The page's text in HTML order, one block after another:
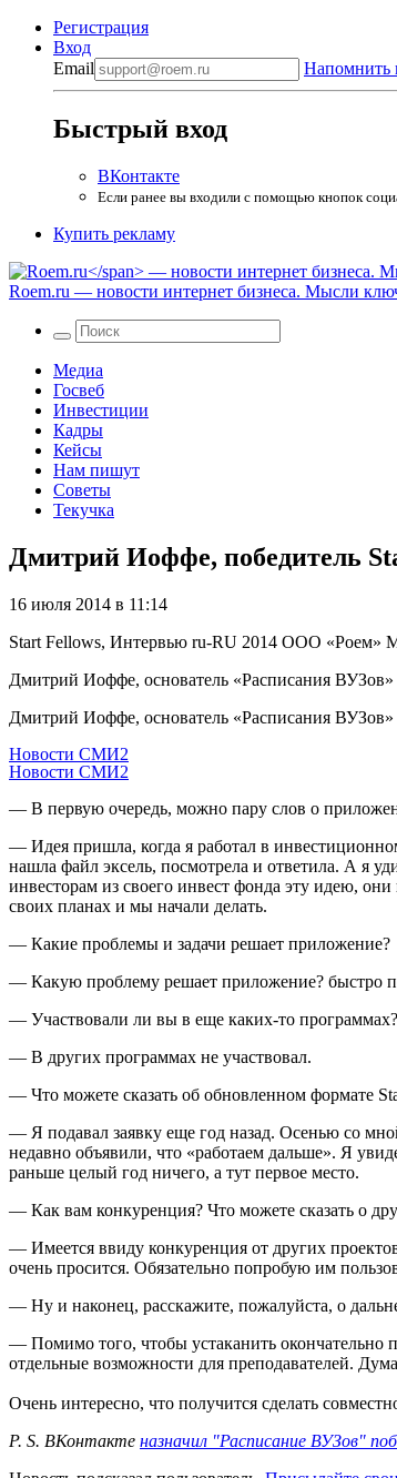
Регистрация
Вход
Email
Напомнить
Быстрый вход
ВКонтакте
Если ранее вы входили с помощью кнопок
Купить рекламу
Roem.ru — новости интернет бизнеса. Мысли
Медиа
Госвеб
Инвестиции
Кадры
Кейсы
Нам пишут
Советы
Текучка
Дмитрий Иоффе, победитель
16 июля 2014 в 11:14
Start Fellows, Интервью ru-RU 2014 ООО «Роем»
Дмитрий Иоффе, основатель «Расписания
Дмитрий Иоффе, основатель «Расписания ВУЗов»
Новости СМИ2
Новости СМИ2
— В первую очередь, можно пару слов о
— Идея пришла, когда я работал в
нашла файл эксель, посмотрела и ответила. А я
инвесторам из своего инвест фонда эту идею,
своих планах и мы начали делать.
— Какие проблемы и задачи решает приложение?
— Какую проблему решает приложение? быстро
— Участвовали ли вы в еще каких-то программах?
— В других программах не участвовал.
— Что можете сказать об обновленном формате
— Я подавал заявку еще год назад. Осенью со
недавно объявили, что «работаем дальше». Я
раньше целый год ничего, а тут первое место.
— Как вам конкуренция? Что можете сказать о
— Имеется ввиду конкуренция от других
очень просится. Обязательно попробую им
— Ну и наконец, расскажите, пожалуйста, о
— Помимо того, чтобы устаканить окончательно
отдельные возможности для преподавателей.
Очень интересно, что получится сделать
P. S. ВКонтакте назначил "Расписание ВУЗов"